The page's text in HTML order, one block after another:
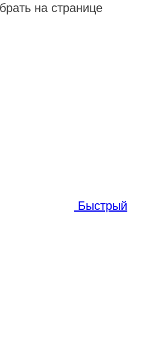
на странице
Быстрый